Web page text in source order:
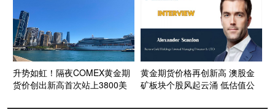
升势如虹！隔夜COMEX黄金期
货价创出新高首次站上3800美
黄金期货价格再创新高 澳股金
矿板块个股风起云涌 低估值公